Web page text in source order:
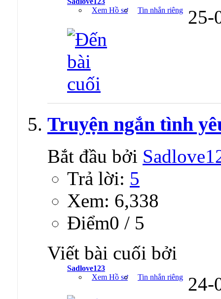
Xem Hồ sơ
Tin nhắn riêng 25-
Truyện ngắn tình
Bắt đầu bởi
Trả lời: 5
Xem: 6,338
Ðiểm0 / 5
Viết bài cuối bởi
Sadlove123
Xem Hồ sơ
Tin nhắn riêng 24-